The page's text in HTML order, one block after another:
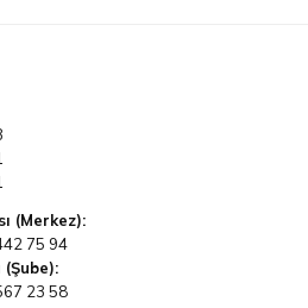
(Merkez):
75 94
(Şube):
23 58